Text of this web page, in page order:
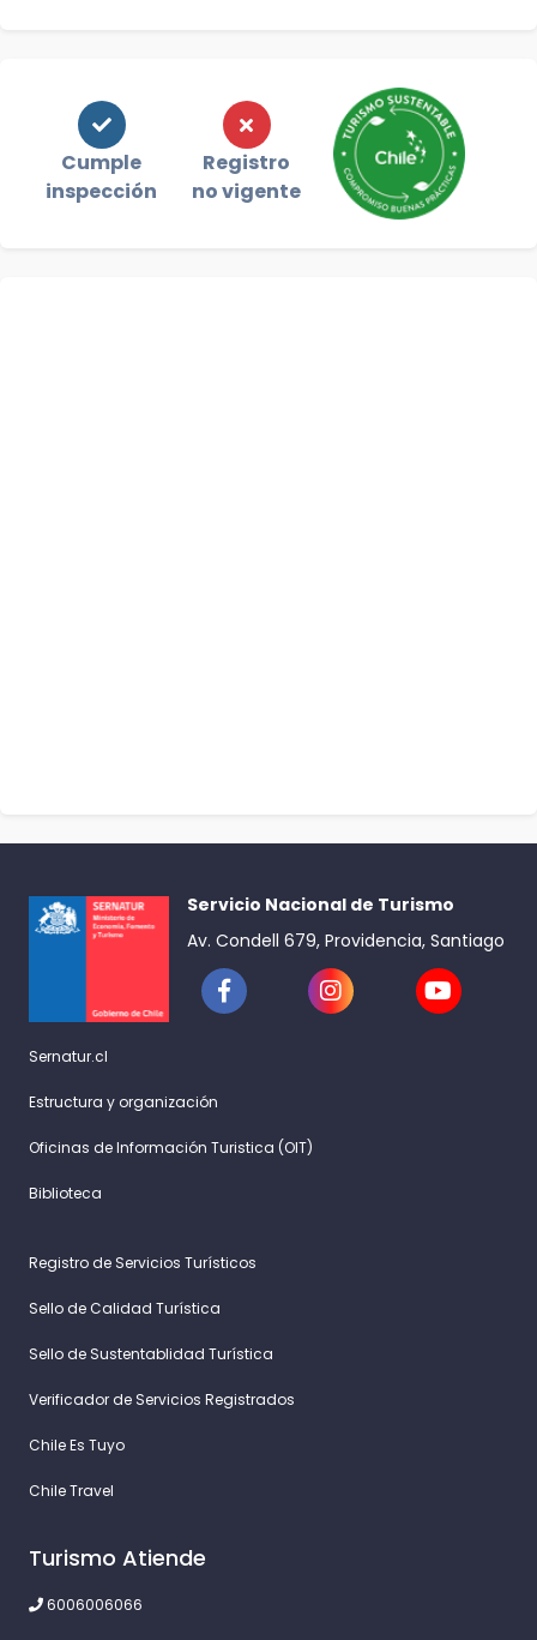
Cumple
inspección
Registro
no vigente
Servicio Nacional de Turismo
Av. Condell 679, Providencia, Santiago
Sernatur.cl
Estructura y organización
Oficinas de Información Turistica (OIT)
Biblioteca
Registro de Servicios Turísticos
Sello de Calidad Turística
Sello de Sustentablidad Turística
Verificador de Servicios Registrados
Chile Es Tuyo
Chile Travel
Turismo Atiende
6006006066